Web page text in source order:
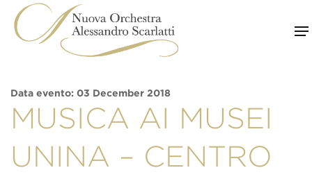
content
Data evento: 03 December 2018
MUSICA AI MUSEI
UNINA – CENTRO